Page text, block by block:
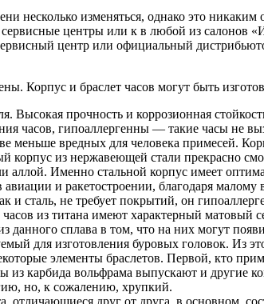
изменяться, однако это никаким
центры или к в любой из салонов
центр или официальный
Корпус и браслет часов могут быть
прочность и коррозионная
часов, гипоаллергенны — такие часы не
меньше вредных для человека примесей.
из нержавеющей стали прекрасно
аллой. Именно стальной корпус имеет
и ракетостроении, благодаря
и сталь, не требует покрытий, он
из титана имеют характерный матовый
данного сплава в том, что на них могут
для изготовления буровых головок. Из
элементы браслетов. Первой, кто
из карбида вольфрама выпускают и
но, к сожалению, хрупкий.